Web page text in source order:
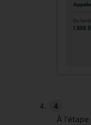
À l’étape